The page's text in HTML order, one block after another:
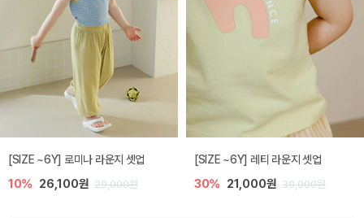
[SIZE ~6Y] 로미나 라운지 셋업
10% 26,100원 29,000원
[SIZE ~6Y] 레티 라운지 셋업
30% 21,000원 30,000원